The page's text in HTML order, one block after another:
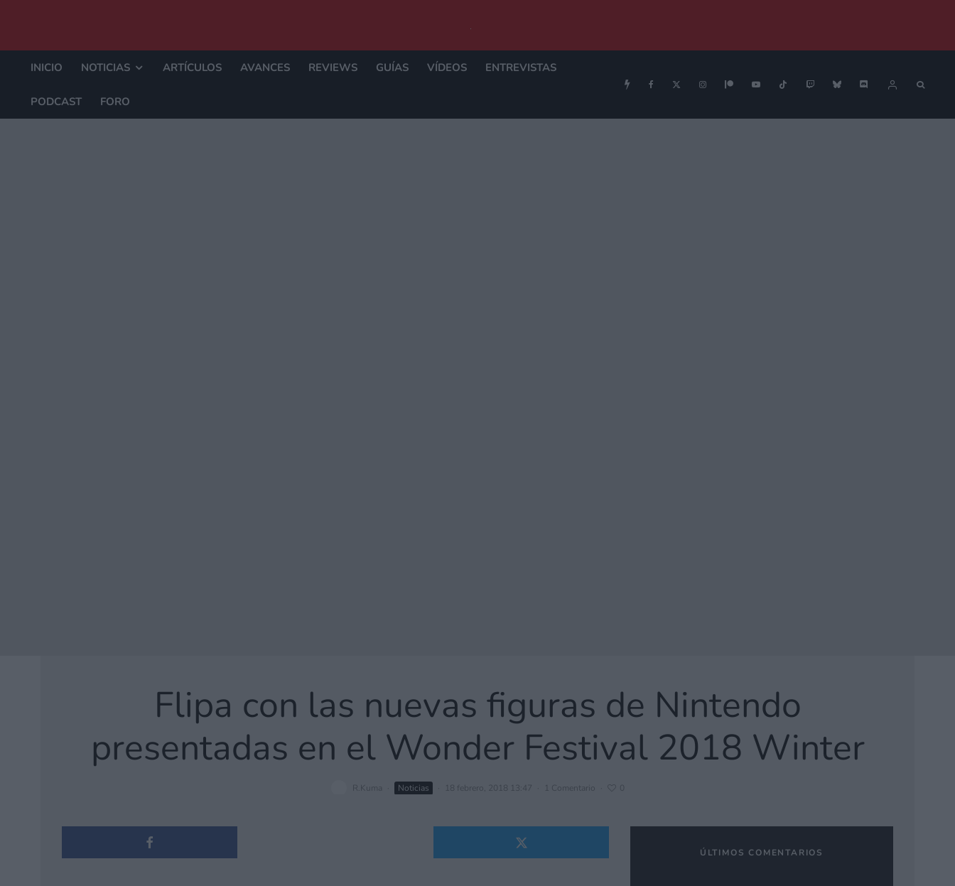
INICIO NOTICIAS ARTÍCULOS AVANCES REVIEWS GUÍAS VÍDEOS ENTREVISTAS
PODCAST FORO
Flipa con las nuevas figuras de Nintendo
presentadas en el Wonder Festival 2018 Winter
R.Kuma Noticias 18 febrero, 2018 13:47 1 Comentario 0
ÚLTIMOS COMENTARIOS